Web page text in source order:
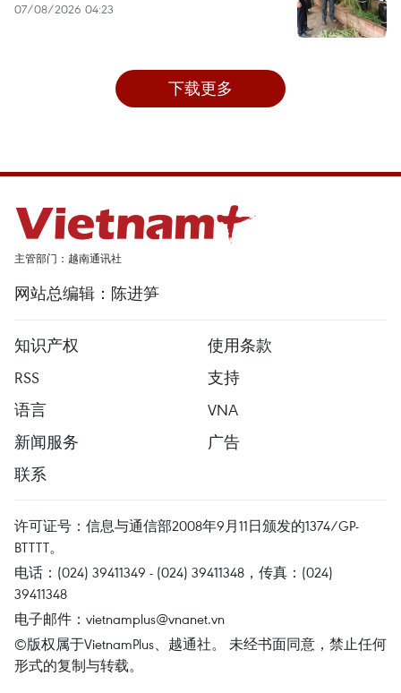
07/08/2026 04:23
下载更多
主管部门：越南通讯社
网站总编辑：陈进笋
知识产权
使用条款
RSS
支持
语言
VNA
新闻服务
广告
联系
许可证号：信息与通信部2008年9月11日颁发的1374/GP-
BTTTT。
电话：(024) 39411349 - (024) 39411348，传真：(024)
39411348
电子邮件： vietnamplus@vnanet.vn
©版权属于VietnamPlus、越通社。 未经书面同意，禁止任何
形式的复制与转载。